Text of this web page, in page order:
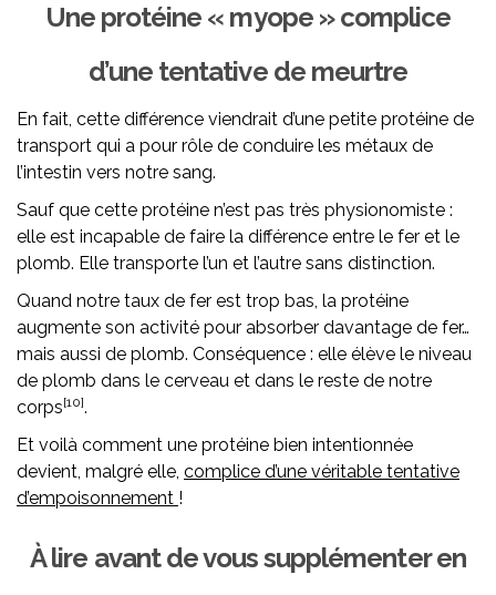
Une protéine « myope » complice
d’une tentative de meurtre
En fait, cette différence viendrait d’une petite protéine de
transport qui a pour rôle de conduire les métaux de
l’intestin vers notre sang.
Sauf que cette protéine n’est pas très physionomiste :
elle est incapable de faire la différence entre le fer et le
plomb. Elle transporte l’un et l’autre sans distinction.
Quand notre taux de fer est trop bas, la protéine
augmente son activité pour absorber davantage de fer…
mais aussi de plomb. Conséquence : elle élève le niveau
de plomb dans le cerveau et dans le reste de notre
corps[10].
Et voilà comment une protéine bien intentionnée
devient, malgré elle, complice d’une véritable tentative
d’empoisonnement !
À lire avant de vous supplémenter en